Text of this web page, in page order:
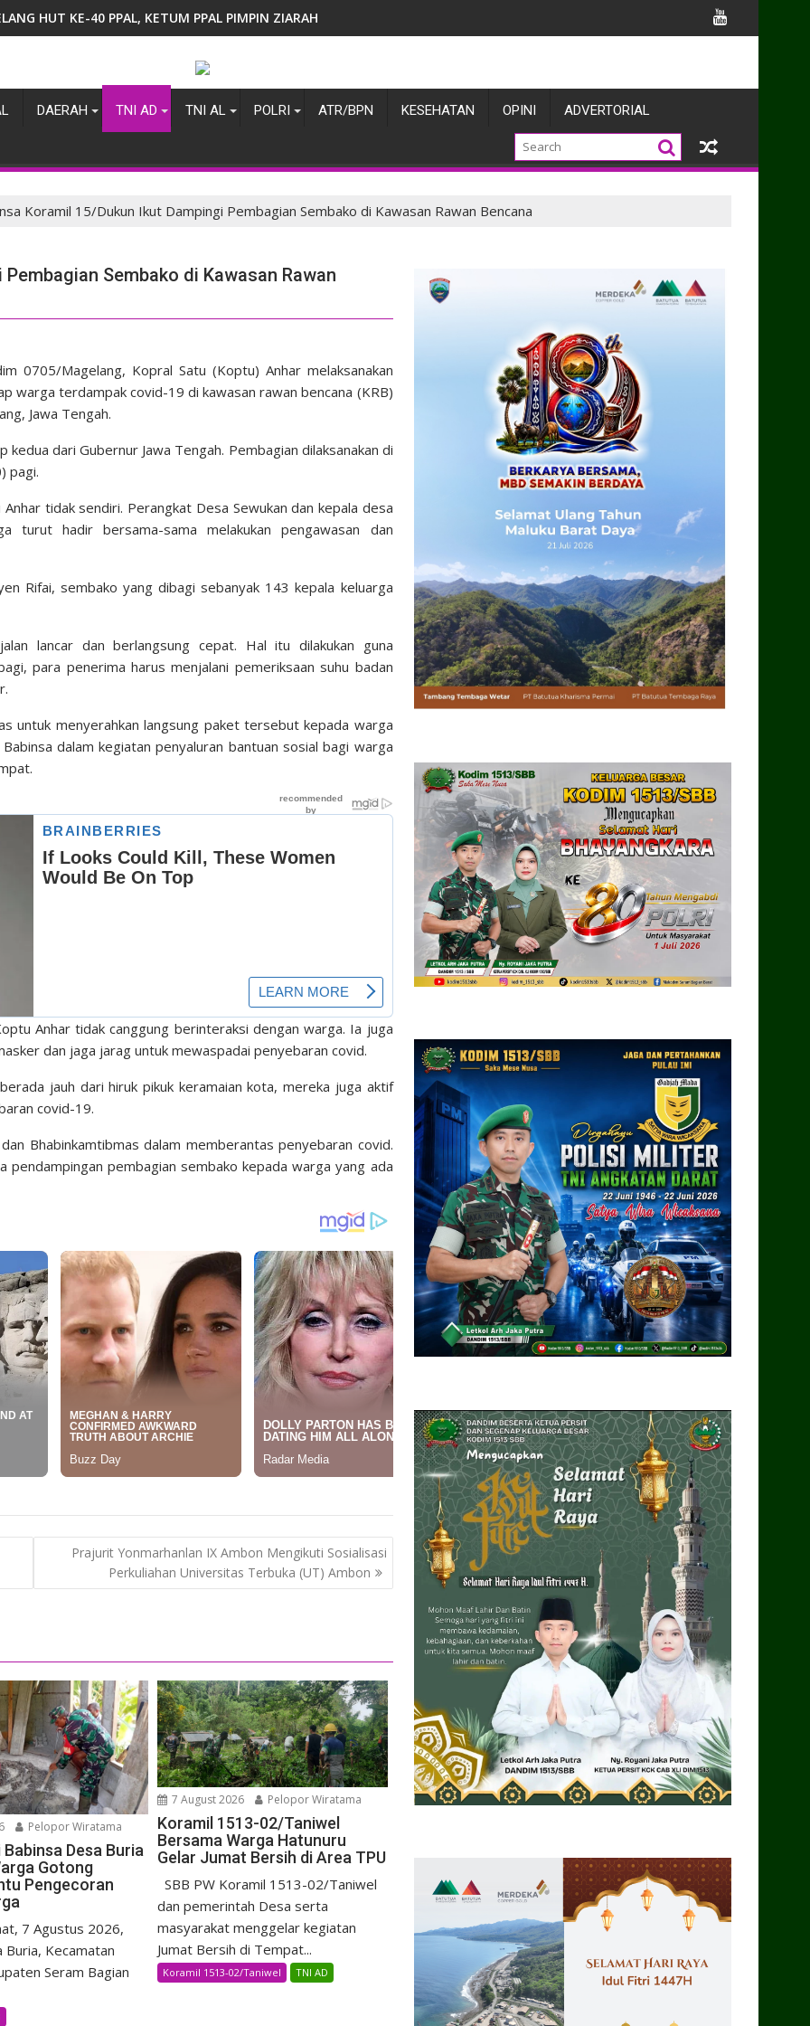
HUT KE-40 PPAL, KETUM PPAL PIMPIN ZIARAH DAN SILATURAHMI PURNAWIRAWAN DI TMPNU KALIBATA
DAERAH TNI AD TNI AL POLRI ATR/BPN KESEHATAN OPINI ADVERTORIAL
Koramil 15/Dukun Ikut Dampingi Pembagian Sembako di Kawasan Rawan Bencana
Sembako di Kawasan Rawan
0705/Magelang, Kopral Satu (Koptu) Anhar melaksanakan
warga terdampak covid-19 di kawasan rawan bencana (KRB)
Jawa Tengah.
dari Gubernur Jawa Tengah. Pembagian dilaksanakan di
pagi.
tidak sendiri. Perangkat Desa Sewukan dan kepala desa
turut hadir bersama-sama melakukan pengawasan dan
Rifai, sembako yang dibagi sebanyak 143 kepala keluarga
lancar dan berlangsung cepat. Hal itu dilakukan guna
para penerima harus menjalani pemeriksaan suhu badan
untuk menyerahkan langsung paket tersebut kepada warga
dalam kegiatan penyaluran bantuan sosial bagi warga
Anhar tidak canggung berinteraksi dengan warga. Ia juga
dan jaga jarag untuk mewaspadai penyebaran covid.
jauh dari hiruk pikuk keramaian kota, mereka juga aktif
covid-19.
Bhabinkamtibmas dalam memberantas penyebaran covid.
pembagian sembako kepada warga yang ada
Prajurit Yonmarhanlan IX Ambon Mengikuti Sosialisasi
Perkuliahan Universitas Terbuka (UT) Ambon
Pelopor Wiratama
Desa Buria
Gotong
Pengecoran
7 Agustus 2026,
Buria, Kecamatan
Seram Bagian
7 August 2026 Pelopor Wiratama
Koramil 1513-02/Taniwel
Bersama Warga Hatunuru
Gelar Jumat Bersih di Area TPU
SBB PW Koramil 1513-02/Taniwel
dan pemerintah Desa serta
masyarakat menggelar kegiatan
Jumat Bersih di Tempat...
Koramil 1513-02/Taniwel TNI AD